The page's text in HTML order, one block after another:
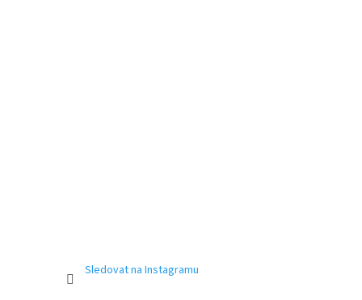
Sledovat na Instagramu